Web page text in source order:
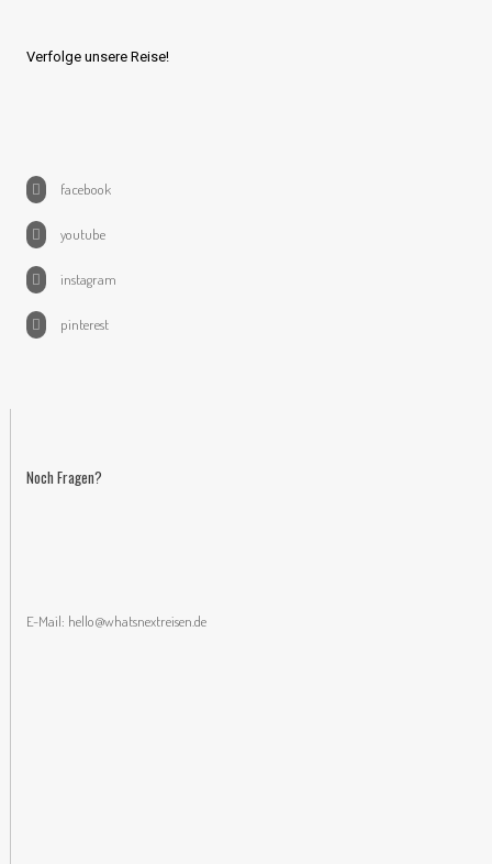
Verfolge unsere Reise!
facebook
youtube
instagram
pinterest
Noch Fragen?
E-Mail: hello@whatsnextreisen.de